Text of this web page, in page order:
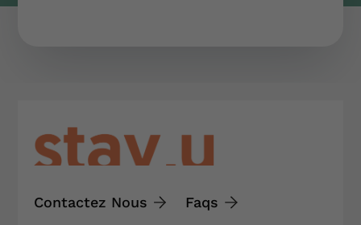
Contactez Nous
Faqs